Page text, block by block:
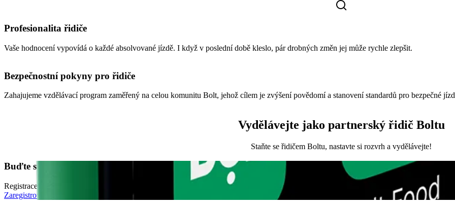
Profesionalita řidiče
Vaše hodnocení vypovídá o každé absolvované jízdě. I když v poslední době kleslo, pár drobných změn jej může rychle zlepšit.
Bezpečnostní pokyny pro řidiče
Zahajujeme vzdělávací program zaměřený na celou komunitu Bolt, jehož cílem je zvýšení povědomí a stanovení standardů pro bezpečné
Vydělávejte jako partnerský řidič Boltu
Staňte se řidičem Boltu, nastavte si rozvrh a vydělávejte!
Buďte svým vlastním šéfem. Začněte řídit a vydělávat!
Registrace za 2 minuty.
Zaregistrovat se jako řidič